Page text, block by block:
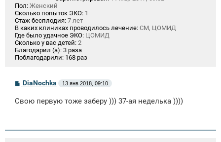
Пол: Женский
Сколько попыток ЭКО: 1
Стаж бесплодия: 7 лет
В каких клиниках проводилось лечение: СМ, ЦОМИД
Где было удачное ЭКО: ЦОМИД
Сколько у вас детей: 2
Благодарил (а): 3 раза
Поблагодарили: 168 раз
С
о
б
и
DiaNochka 13 янв 2018, 09:10
Свою первую тоже заберу ))) 37-ая неделька ))))